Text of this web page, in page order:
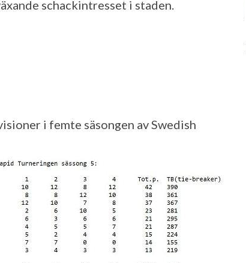
schackintresset i staden.
i femte säsongen av Swedish